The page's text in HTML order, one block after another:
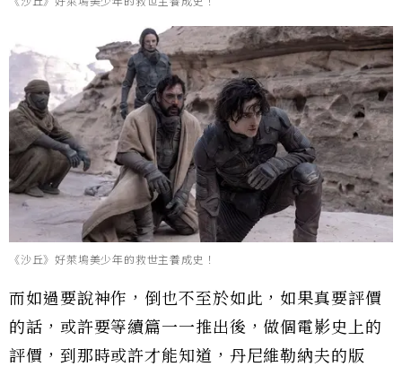
《沙丘》好萊塢美少年的救世主養成史！
而如過要說神作，倒也不至於如此，如果真要評價
的話，或許要等續篇一一推出後，做個電影史上的
評價，到那時或許才能知道，丹尼維勒納夫的版